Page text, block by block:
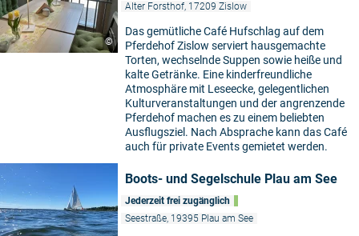
©
Alter Forsthof, 17209 Zislow
Das gemütliche Café Hufschlag auf dem
Pferdehof Zislow serviert hausgemachte
Torten, wechselnde Suppen sowie heiße und
kalte Getränke. Eine kinderfreundliche
Atmosphäre mit Leseecke, gelegentlichen
Kulturveranstaltungen und der angrenzende
Pferdehof machen es zu einem beliebten
Ausflugsziel. Nach Absprache kann das Café
auch für private Events gemietet werden.
Boots- und Segelschule Plau am See
Jederzeit frei zugänglich
Seestraße, 19395 Plau am See